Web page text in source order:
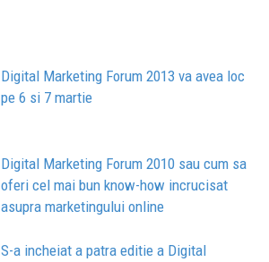
Digital Marketing Forum 2013 va avea loc
pe 6 si 7 martie
Digital Marketing Forum 2010 sau cum sa
oferi cel mai bun know-how incrucisat
asupra marketingului online
S-a incheiat a patra editie a Digital